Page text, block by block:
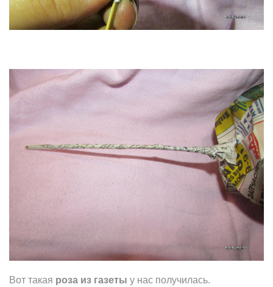
Вот такая роза из газеты у нас получилась.